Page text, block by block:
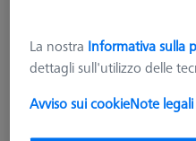
ANELLI MASTER E
Calibro ad anello
2250-C
La nostra Informativa sulla
dettagli sull'utilizzo delle
Avviso sui cookieNote legali